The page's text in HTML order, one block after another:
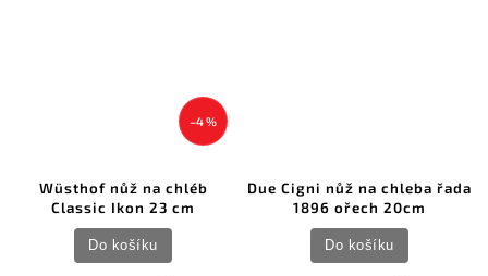
–4 %
Wüsthof nůž na chléb
Classic Ikon 23 cm
Do košíku
Due Cigni nůž na chleba řada
1896 ořech 20cm
Do košíku